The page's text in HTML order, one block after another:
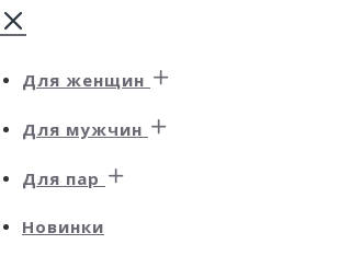
Для женщин
Для мужчин
Для пар
Новинки